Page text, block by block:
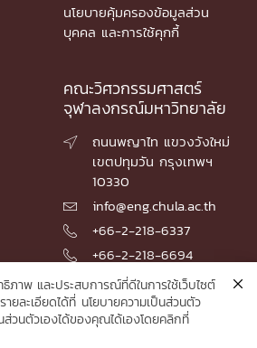
นโยบายคุ้มครองข้อมูลส่วน
บุคคล และการใช้คุกกี้
คณะวิศวกรรมศาสตร์
จุฬาลงกรณ์มหาวิทยาลัย

ถนนพญาไท แขวงวังใหม่
เขตปทุมวัน กรุงเทพฯ
10330
 info@eng.chula.ac.th
 +66-2-218-6337
 +66-2-218-6694
Chulalongkorn University
ภาพ และประสบการณ์ที่ดีในการใช้เว็บไซต์
ยละเอียดได้ที่ นโยบายความเป็นส่วนตัว
ส่วนตัวเองได้ของคุณได้เองโดยคลิกที่